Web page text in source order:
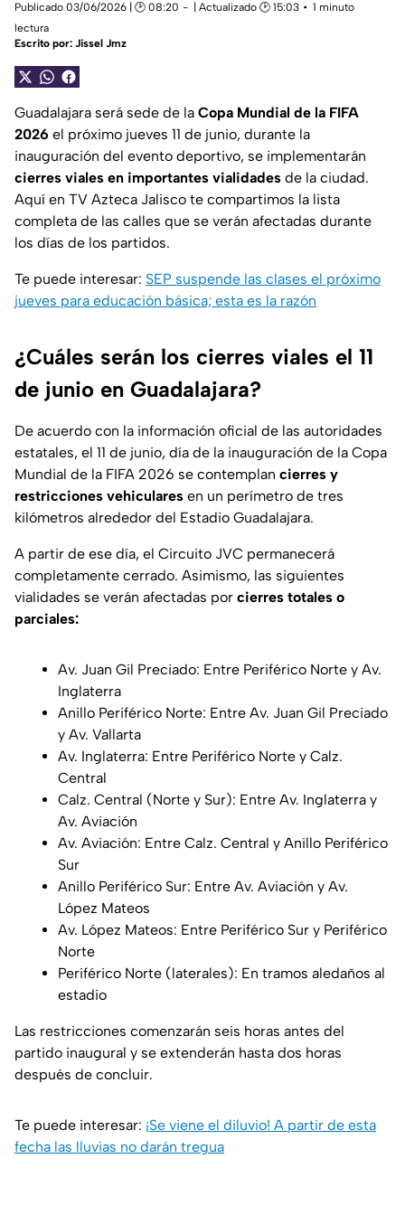
Publicado 03/06/2026 | 🕑 08:20 | Actualizado 🕑 15:03
1 minuto
lectura
Escrito por: Jissel Jmz
Guadalajara será sede de la Copa Mundial de la FIFA
2026 el próximo jueves 11 de junio, durante la
inauguración del evento deportivo, se implementarán
cierres viales en importantes vialidades de la ciudad.
Aquí en TV Azteca Jalisco te compartimos la lista
completa de las calles que se verán afectadas durante
los días de los partidos.
Te puede interesar: SEP suspende las clases el próximo
jueves para educación básica; esta es la razón
¿Cuáles serán los cierres viales el 11
de junio en Guadalajara?
De acuerdo con la información oficial de las autoridades
estatales, el 11 de junio, día de la inauguración de la Copa
Mundial de la FIFA 2026 se contemplan cierres y
restricciones vehiculares en un perímetro de tres
kilómetros alrededor del Estadio Guadalajara.
A partir de ese día, el Circuito JVC permanecerá
completamente cerrado. Asimismo, las siguientes
vialidades se verán afectadas por cierres totales o
parciales:
Av. Juan Gil Preciado: Entre Periférico Norte y Av.
Inglaterra
Anillo Periférico Norte: Entre Av. Juan Gil Preciado
y Av. Vallarta
Av. Inglaterra: Entre Periférico Norte y Calz.
Central
Calz. Central (Norte y Sur): Entre Av. Inglaterra y
Av. Aviación
Av. Aviación: Entre Calz. Central y Anillo Periférico
Sur
Anillo Periférico Sur: Entre Av. Aviación y Av.
López Mateos
Av. López Mateos: Entre Periférico Sur y Periférico
Norte
Periférico Norte (laterales): En tramos aledaños al
estadio
Las restricciones comenzarán seis horas antes del
partido inaugural y se extenderán hasta dos horas
después de concluir.
Te puede interesar: ¡Se viene el diluvio! A partir de esta
fecha las lluvias no darán tregua